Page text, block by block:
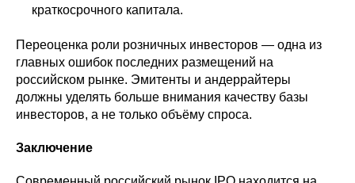
краткосрочного капитала.
Переоценка роли розничных инвесторов — одна из
главных ошибок последних размещений на
российском рынке. Эмитенты и андеррайтеры
должны уделять больше внимания качеству базы
инвесторов, а не только объёму спроса.
Заключение